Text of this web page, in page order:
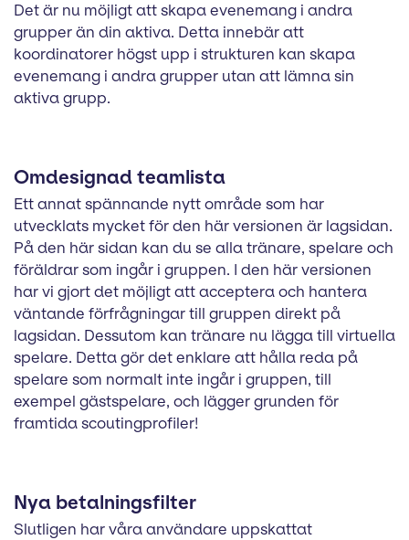
Det är nu möjligt att skapa evenemang i andra
grupper än din aktiva. Detta innebär att
koordinatorer högst upp i strukturen kan skapa
evenemang i andra grupper utan att lämna sin
aktiva grupp.
Omdesignad teamlista
Ett annat spännande nytt område som har
utvecklats mycket för den här versionen är lagsidan.
På den här sidan kan du se alla tränare, spelare och
föräldrar som ingår i gruppen. I den här versionen
har vi gjort det möjligt att acceptera och hantera
väntande förfrågningar till gruppen direkt på
lagsidan. Dessutom kan tränare nu lägga till virtuella
spelare. Detta gör det enklare att hålla reda på
spelare som normalt inte ingår i gruppen, till
exempel gästspelare, och lägger grunden för
framtida scoutingprofiler!
Nya betalningsfilter
Slutligen har våra användare uppskattat